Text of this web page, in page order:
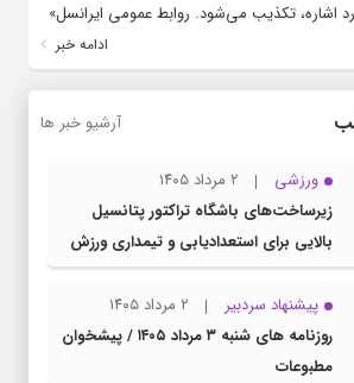
تکذیب می‌شود. روابط عمومی ایرانسل»
ادامه خبر
آرشیو خبر ها
ورزشی
۲ مرداد ۱۴۰۵
زیرساخت‌های باشگاه تراکتور پتانسیل
بالایی برای استعدادیابی و تیمداری ورزش
بانوان دارد
پیشنهاد سردبیر
۲ مرداد ۱۴۰۵
روزنامه های شنبه ۳ مرداد ۱۴۰۵ / پیشخوان
مطبوعات